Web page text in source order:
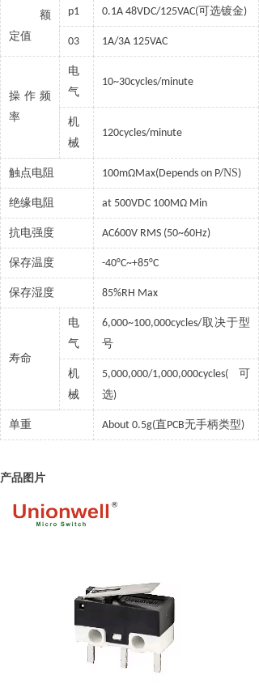
额
定值
p1 0.1A 48VDC/125VAC(可选镀金)
03 1A/3A 125VAC
操作频
率
电
气
10~30cycles/minute
机
械
120cycles/minute
触点电阻 100mΩMax(Depends on P/NS)
绝缘电阻 at 500VDC 100MΩ Min
抗电强度 AC600V RMS (50~60Hz)
保存温度 -40°C~+85°C
保存湿度 85%RH Max
寿命
电
气
6,000~100,000cycles/取决于型
号
机
械
5,000,000/1,000,000cycles( 可
选)
单重 About 0.5g(直PCB无手柄类型)
产品图片